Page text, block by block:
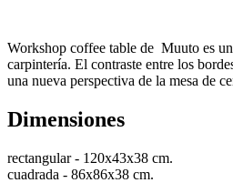
Workshop coffee table de Muuto es
carpintería. El contraste entre los
una nueva perspectiva de la mesa de
Dimensiones
rectangular - 120x43x38 cm.
cuadrada - 86x86x38 cm.